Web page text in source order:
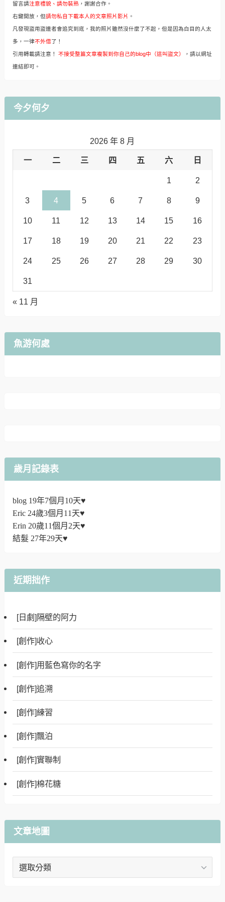
留言請注意禮貌、請勿裝熟，謝謝合作。
右鍵開放，但請勿私自下載本人的文章照片影片 。
凡發現盜用盜連者會追究到底，我的照片雖然沒什麼了不起，但是因為白目的人太
多，一律不外借了！
引用轉載請注意！ 不接受整篇文章複製到你自己的blog中（這叫盜文） ，請以網址
連結即可。
今夕何夕
2026 年 8 月
一 二 三 四 五 六 日
1 2
3 4 5 6 7 8 9
10 11 12 13 14 15 16
17 18 19 20 21 22 23
24 25 26 27 28 29 30
31
« 11 月
魚游何處
歲月記錄表
blog 19年7個月10天♥
Eric 24歲3個月11天♥
Erin 20歲11個月2天♥
結髮 27年29天♥
近期拙作
[日劇]隔壁的阿力
[創作]收心
[創作]用藍色寫你的名字
[創作]追溯
[創作]練習
[創作]飄泊
[創作]實聯制
[創作]棉花糖
文章地圖
文